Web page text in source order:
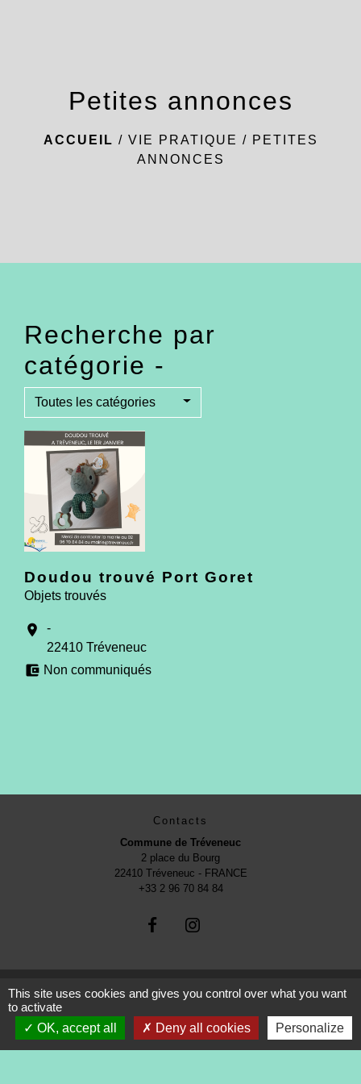
Petites annonces
ACCUEIL / VIE PRATIQUE / PETITES
ANNONCES
Recherche par
catégorie -
Toutes les catégories
Doudou trouvé Port Goret
Objets trouvés
location_on
-
22410 Tréveneuc
account_balance_wallet Non communiqués
Contacts
Commune de Tréveneuc
2 place du Bourg
22410 Tréveneuc - FRANCE
+33 2 96 70 84 84
Mentions légales
Accessibilité - Application mobile Localiti
Plan du site
- Gestion des cookies
This site uses cookies and gives you control over what you want
to activate
OK, accept all
Deny all cookies Personalize